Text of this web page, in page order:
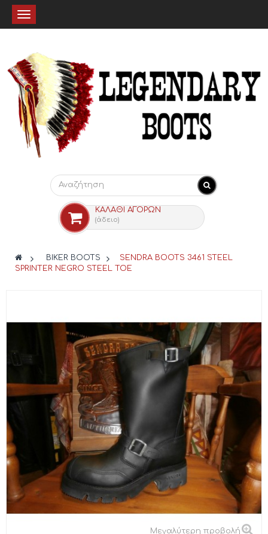
Toggle
navigation
ΚΑΛΆΘΙ ΑΓΟΡΏΝ
(άδειο)
> BIKER BOOTS >
SENDRA BOOTS 3461 STEEL
SPRINTER NEGRO STEEL TOE
Μεγαλύτερη προβολή